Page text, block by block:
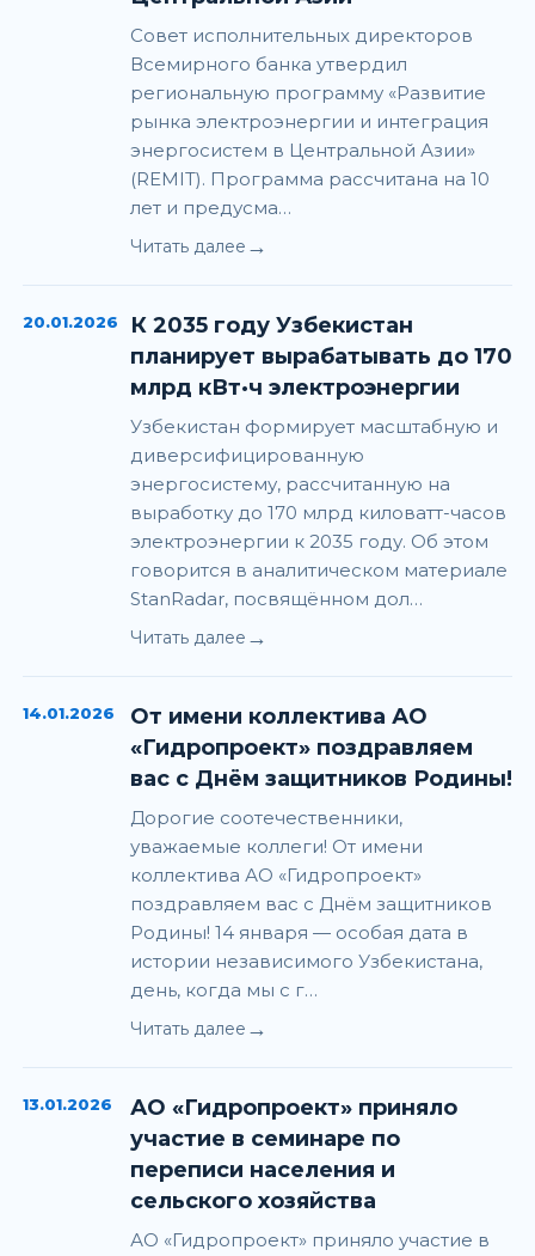
Совет исполнительных директоров
Всемирного банка утвердил
региональную программу «Развитие
рынка электроэнергии и интеграция
энергосистем в Центральной Азии»
(REMIT). Программа рассчитана на 10
лет и предусма…
Читать далее →
20.01.2026
К 2035 году Узбекистан
планирует вырабатывать до 170
млрд кВт·ч электроэнергии
Узбекистан формирует масштабную и
диверсифицированную
энергосистему, рассчитанную на
выработку до 170 млрд киловатт-часов
электроэнергии к 2035 году. Об этом
говорится в аналитическом материале
StanRadar, посвящённом дол…
Читать далее →
14.01.2026
От имени коллектива АО
«Гидропроект» поздравляем
вас с Днём защитников Родины!
Дорогие соотечественники,
уважаемые коллеги! От имени
коллектива АО «Гидропроект»
поздравляем вас с Днём защитников
Родины! 14 января — особая дата в
истории независимого Узбекистана,
день, когда мы с г…
Читать далее →
13.01.2026
АО «Гидропроект» приняло
участие в семинаре по
переписи населения и
сельского хозяйства
АО «Гидропроект» приняло участие в